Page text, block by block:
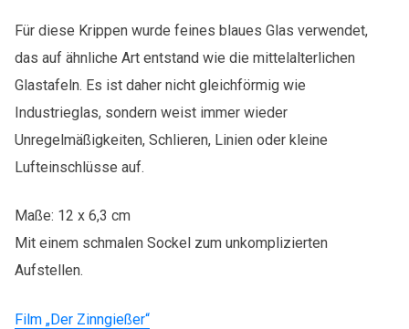
Für diese Krippen wurde feines blaues Glas verwendet,
das auf ähnliche Art entstand wie die mittelalterlichen
Glastafeln. Es ist daher nicht gleichförmig wie
Industrieglas, sondern weist immer wieder
Unregelmäßigkeiten, Schlieren, Linien oder kleine
Lufteinschlüsse auf.
Maße: 12 x 6,3 cm
Mit einem schmalen Sockel zum unkomplizierten
Aufstellen.
Film „Der Zinngießer“